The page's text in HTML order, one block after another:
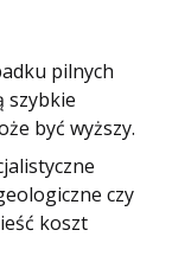
pilnych
szybkie
być wyższy.
czy
koszt